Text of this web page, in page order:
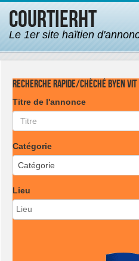
CourtierHT
Le 1er site haïtien
Recherche rapide/Chèché byen vit
Titre de l'annonce
Catégorie
Catégorie
Lieu